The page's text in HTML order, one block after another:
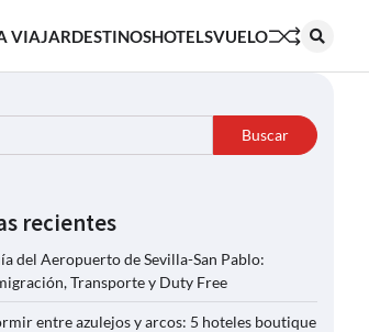
VIAJARDESTINOSHOTELSVUELO
Buscar
recientes
del Aeropuerto de Sevilla-San Pablo:
Transporte y Duty Free
entre azulejos y arcos: 5 hoteles boutique